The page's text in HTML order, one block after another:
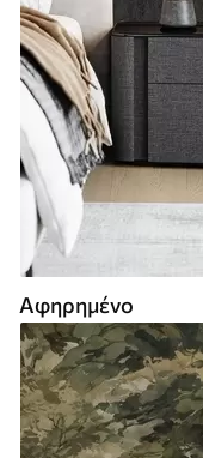
Αφηρημένο